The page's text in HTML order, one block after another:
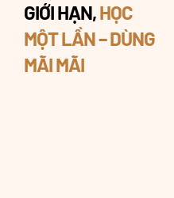
GIỚI HẠN,HỌC
MỘT LẦN – DÙNG
MÃI MÃI